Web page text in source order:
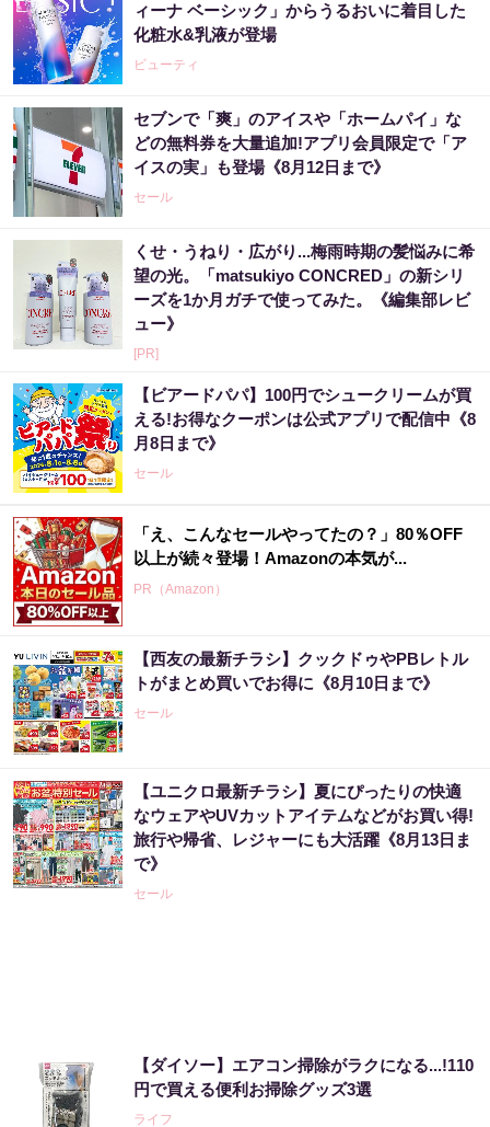
ィーナ ベーシック」からうるおいに着目した
化粧水&乳液が登場
ビューティ
セブンで「爽」のアイスや「ホームパイ」な
どの無料券を大量追加!アプリ会員限定で「ア
イスの実」も登場《8月12日まで》
セール
くせ・うねり・広がり...梅雨時期の髪悩みに希
望の光。「matsukiyo CONCRED」の新シリ
ーズを1か月ガチで使ってみた。《編集部レビ
ュー》
[PR]
【ビアードパパ】100円でシュークリームが買
える!お得なクーポンは公式アプリで配信中《8
月8日まで》
セール
「え、こんなセールやってたの？」80％OFF
以上が続々登場！Amazonの本気が...
PR（Amazon）
宝くじ当たる人だけが気づいている違い
PR（合同会社デジタルファーム ）
宝くじ当たる人は“たまたま”じゃない?!
PR（合同会社デジタルファーム ）
「2027年の宝くじ当選者は〇〇です」占い師
が暴露
PR（合同会社デジタルファーム ）
【西友の最新チラシ】クックドゥやPBレトル
トがまとめ買いでお得に《8月10日まで》
セール
【ユニクロ最新チラシ】夏にぴったりの快適
なウェアやUVカットアイテムなどがお買い得!
旅行や帰省、レジャーにも大活躍《8月13日ま
で》
セール
【ダイソー】エアコン掃除がラクになる...!110
円で買える便利お掃除グッズ3選
ライフ